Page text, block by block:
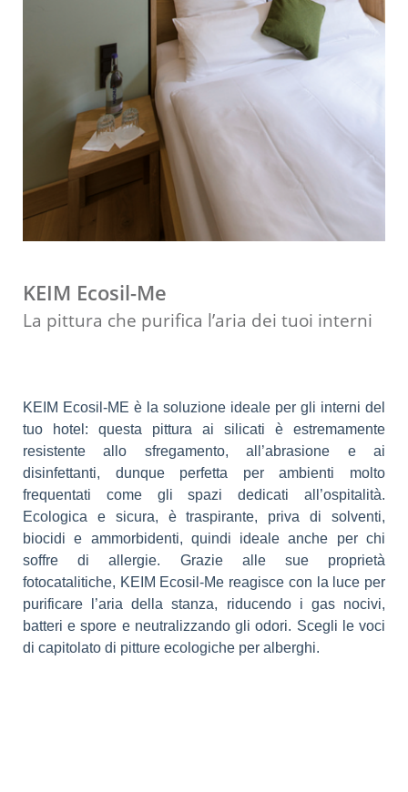
KEIM Ecosil-Me
La pittura che purifica l’aria dei tuoi interni
KEIM Ecosil-ME è la soluzione ideale per gli interni del
tuo hotel: questa pittura ai silicati è estremamente
resistente allo sfregamento, all’abrasione e ai
disinfettanti, dunque perfetta per ambienti molto
frequentati come gli spazi dedicati all’ospitalità.
Ecologica e sicura, è traspirante, priva di solventi,
biocidi e ammorbidenti, quindi ideale anche per chi
soffre di allergie. Grazie alle sue proprietà
fotocatalitiche, KEIM Ecosil-Me reagisce con la luce per
purificare l’aria della stanza, riducendo i gas nocivi,
batteri e spore e neutralizzando gli odori. Scegli le voci
di capitolato di pitture ecologiche per alberghi.